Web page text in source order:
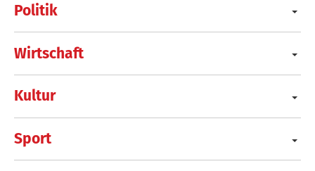
Politik
Wirtschaft
Kultur
Sport